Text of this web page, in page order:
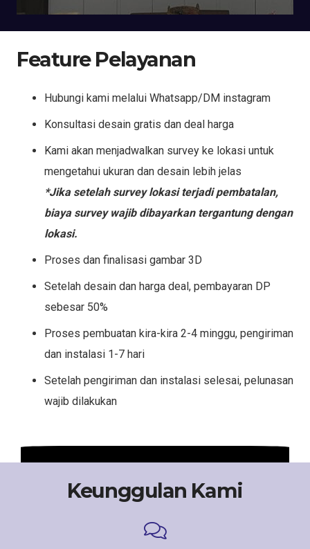
Feature Pelayanan
Hubungi kami melalui Whatsapp/DM instagram
Konsultasi desain gratis dan deal harga
Kami akan menjadwalkan survey ke lokasi untuk
mengetahui ukuran dan desain lebih jelas
*Jika setelah survey lokasi terjadi pembatalan,
biaya survey wajib dibayarkan tergantung dengan
lokasi.
Proses dan finalisasi gambar 3D
Setelah desain dan harga deal, pembayaran DP
sebesar 50%
Proses pembuatan kira-kira 2-4 minggu, pengiriman
dan instalasi 1-7 hari
Setelah pengiriman dan instalasi selesai, pelunasan
wajib dilakukan
Keunggulan Kami